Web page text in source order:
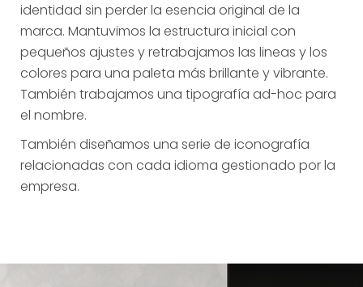
identidad sin perder la esencia original de la
marca. Mantuvimos la estructura inicial con
pequeños ajustes y retrabajamos las lineas y los
colores para una paleta más brillante y vibrante.
También trabajamos una tipografía ad-hoc para
el nombre.
También diseñamos una serie de iconografía
relacionadas con cada idioma gestionado por la
empresa.